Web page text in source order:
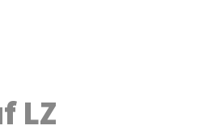
LZ